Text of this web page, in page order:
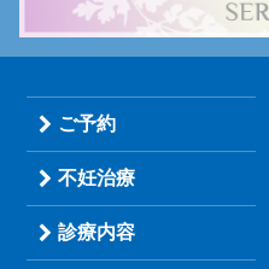
ご予約
不妊治療
診療内容